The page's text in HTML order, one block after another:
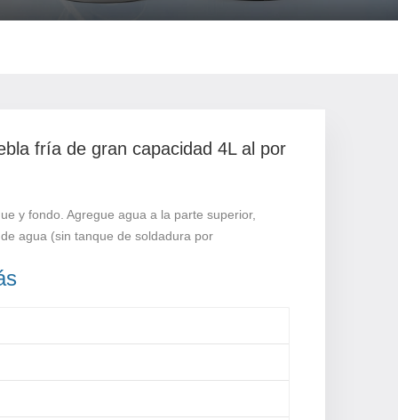
fría de gran capacidad 4L al por
y fondo. Agregue agua a la parte superior,
agua (sin tanque de soldadura por